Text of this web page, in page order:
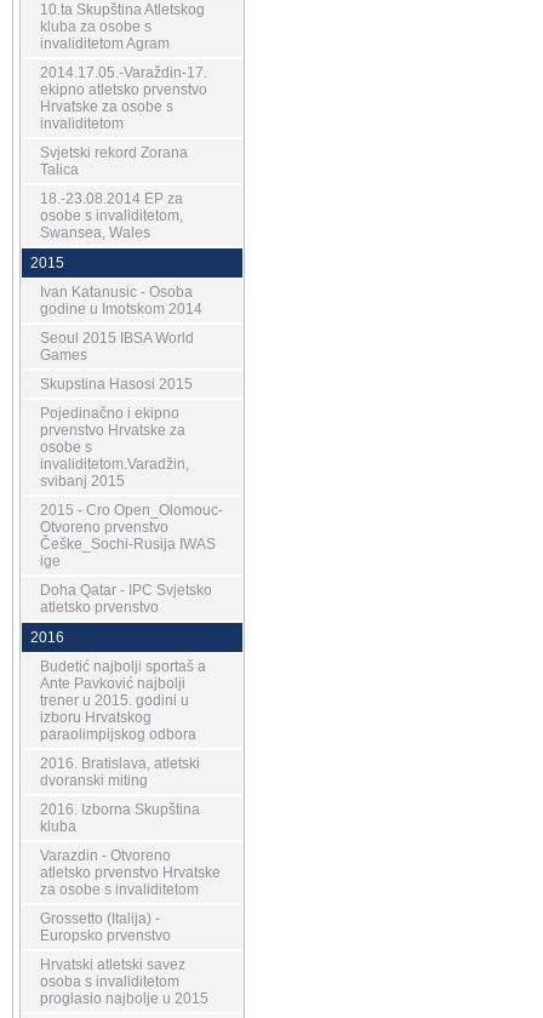
10.ta Skupština Atletskog
kluba za osobe s
invaliditetom Agram
2014.17.05.-Varaždin-17.
ekipno atletsko prvenstvo
Hrvatske za osobe s
invaliditetom
Svjetski rekord Zorana
Talica
18.-23.08.2014 EP za
osobe s invaliditetom,
Swansea, Wales
2015
Ivan Katanusic - Osoba
godine u Imotskom 2014
Seoul 2015 IBSA World
Games
Skupstina Hasosi 2015
Pojedinačno i ekipno
prvenstvo Hrvatske za
osobe s
invaliditetom.Varadžin,
svibanj 2015
2015 - Cro Open_Olomouc-
Otvoreno prvenstvo
Češke_Sochi-Rusija IWAS
ige
Doha Qatar - IPC Svjetsko
atletsko prvenstvo
2016
Budetić najbolji sportaš a
Ante Pavković najbolji
trener u 2015. godini u
izboru Hrvatskog
paraolimpijskog odbora
2016. Bratislava, atletski
dvoranski miting
2016. Izborna Skupština
kluba
Varazdin - Otvoreno
atletsko prvenstvo Hrvatske
za osobe s invaliditetom
Grossetto (Italija) -
Europsko prvenstvo
Hrvatski atletski savez
osoba s invaliditetom
proglasio najbolje u 2015